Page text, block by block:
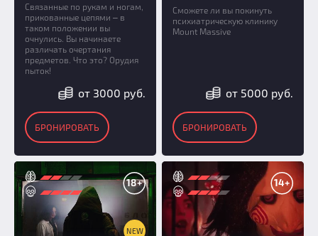
Связанные по рукам и ногам,
прикованные цепями ‒ в
таком положении вы
очнулись. Вы начинаете
различать очертания
предметов. Что это? Орудия
пыток!
от 3000 руб.
БРОНИРОВАТЬ
Сможете ли вы покинуть
психиатрическую клинику
Mount Massive
от 5000 руб.
БРОНИРОВАТЬ
18+
NEW
14+